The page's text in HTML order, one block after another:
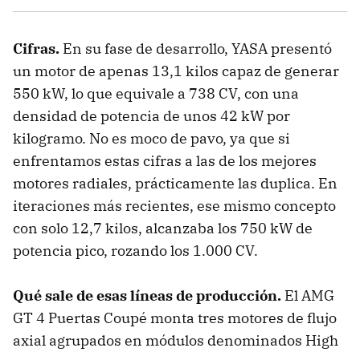
Cifras. En su fase de desarrollo, YASA presentó
un motor de apenas 13,1 kilos capaz de generar
550 kW, lo que equivale a 738 CV, con una
densidad de potencia de unos 42 kW por
kilogramo. No es moco de pavo, ya que si
enfrentamos estas cifras a las de los mejores
motores radiales, prácticamente las duplica. En
iteraciones más recientes, ese mismo concepto
con solo 12,7 kilos, alcanzaba los 750 kW de
potencia pico, rozando los 1.000 CV.
Qué sale de esas líneas de producción. El AMG
GT 4 Puertas Coupé monta tres motores de flujo
axial agrupados en módulos denominados High